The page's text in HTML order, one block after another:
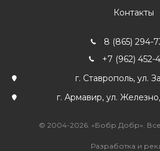
Контакты
8 (865) 294-
+7 (962) 452-
г. Ставрополь, ул.
г. Армавир, ул.
© 2004-2026. «Бобр Добр».
Разработка и